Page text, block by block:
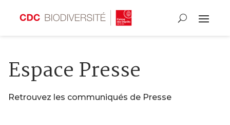
Espace Presse
Retrouvez les communiqués de Presse